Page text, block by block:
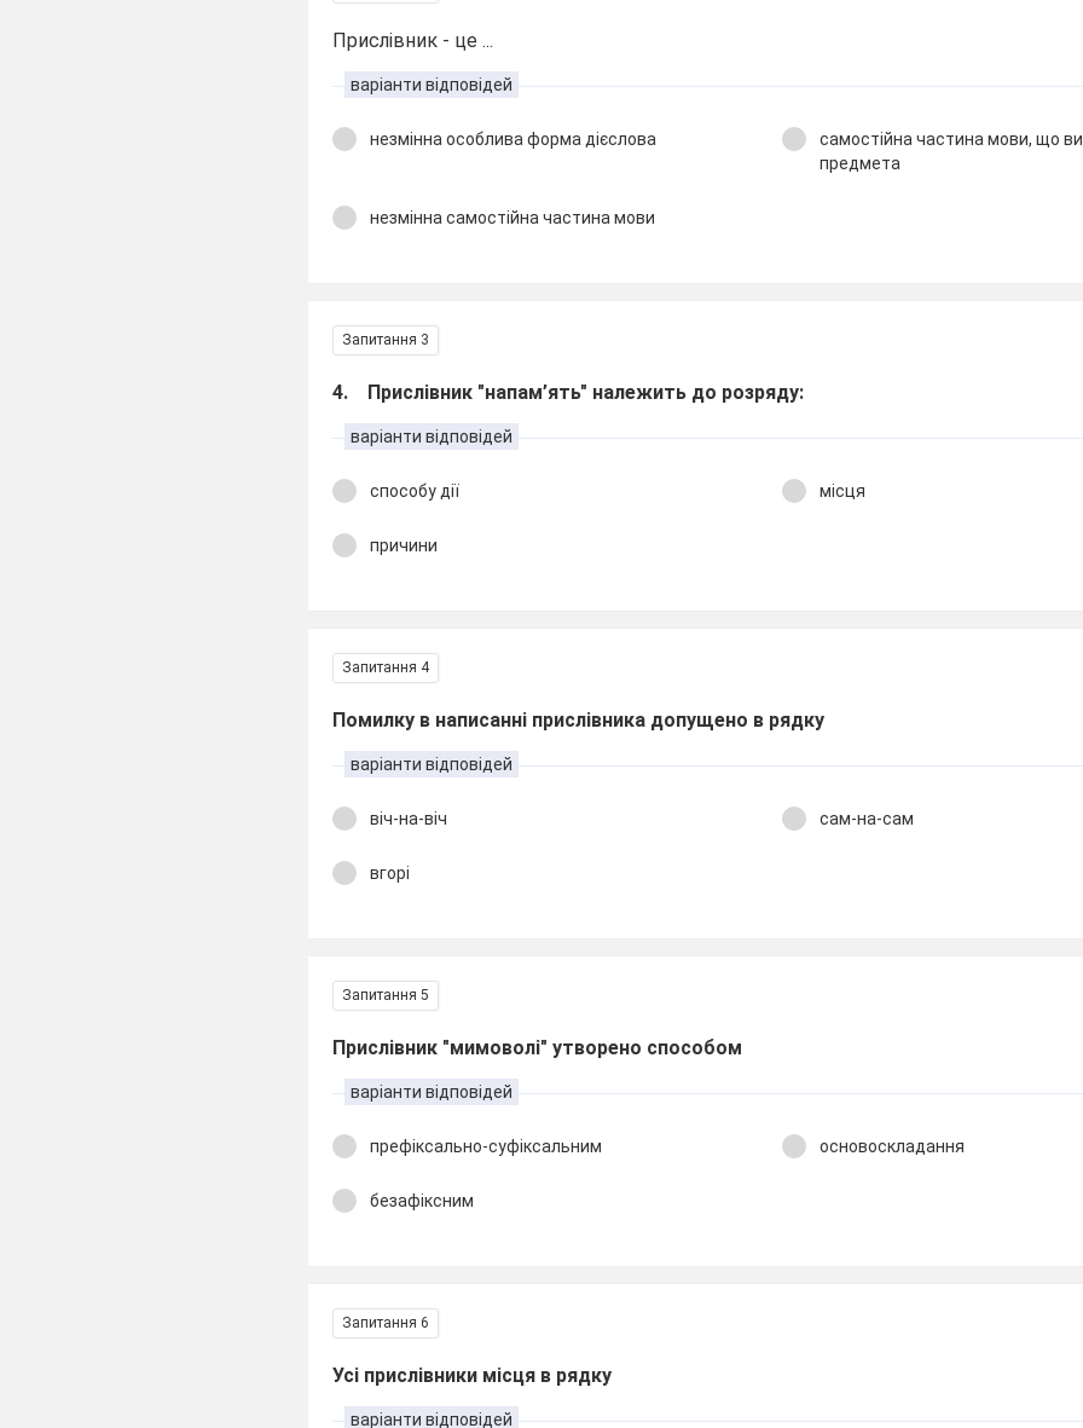
Прислівник - це ...
варіанти відповідей
незмінна особлива форма дієслова
самостійна частина мови, що
предмета
незмінна самостійна частина мови
Запитання 3
4. Прислівник "напам’ять" належить до розряду:
варіанти відповідей
способу дії місця
причини
Запитання 4
Помилку в написанні прислівника допущено в рядку
варіанти відповідей
віч-на-віч сам-на-сам
вгорі
Запитання 5
Прислівник "мимоволі" утворено способом
варіанти відповідей
префіксально-суфіксальним основоскладання
безафіксним
Запитання 6
Усі прислівники місця в рядку
варіанти відповідей